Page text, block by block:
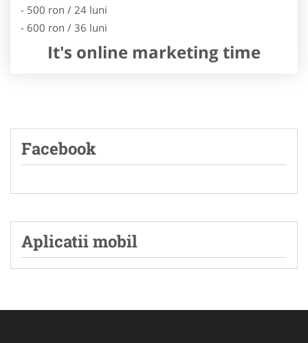
- 500 ron / 24 luni
- 600 ron / 36 luni
It's online marketing time
Facebook
Aplicatii mobil